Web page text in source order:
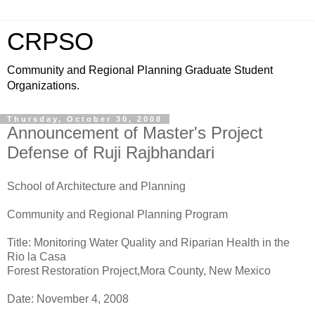
CRPSO
Community and Regional Planning Graduate Student
Organizations.
Thursday, October 30, 2008
Announcement of Master's Project
Defense of Ruji Rajbhandari
School of Architecture and Planning
Community and Regional Planning Program
Title: Monitoring Water Quality and Riparian Health in the
Rio la Casa
Forest Restoration Project,Mora County, New Mexico
Date: November 4, 2008